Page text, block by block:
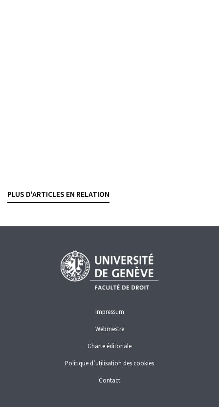
PLUS D'ARTICLES EN RELATION
Impressum
Webmestre
Charte éditoriale
Politique d’utilisation des cookies
Contact